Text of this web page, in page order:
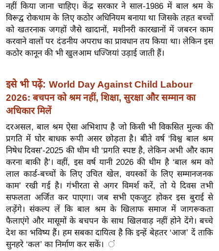
ग
इं
डि
या
त्य
ज
ग
त
ऑ
टो
व
र्ल्ड
न्यू
ज
ब्री
फ
म
नहीं किया जाना चाहिए। केंद्र सरकार ने साल-1986 में बाल श्रम के
विरूद्व रोकथाम के लिए कठोर अधिनियम बनाया था जिसके तहत बच्चों
को खतरनाक जगहों जैसे खादानों, मशीनरी कारखानों में जबरन काम
करवाने वालों पर दंडनीय अपराध का प्रावधान तय किया था। लेकिन इस
कठोर कानून की भी खुलआम धज्जियां उड़ाई जाती हैं।
इसे भी पढ़ें: World Day Against Child Labour
2026: बचपन को श्रम नहीं, शिक्षा, सुरक्षा और सम्मान का
अधिकार मिलें
दरअसल, बाल श्रम ऐसा अभिशाप है जो किसी भी विकसित मुल्क की
प्रगति में घोर बाधक रूपी असर छोड़ता है। बीते वर्ष ‘विश्व बाल श्रम
निषेध दिवस’-2025 की थीम थी ‘प्रगति स्पष्ट है, लेकिन अभी और काम
करना बाकी है’। वहीं, इस वर्ष यानी 2026 की थीम है ‘बाल श्रम को
लाल कार्ड-बच्चों के लिए उचित खेल, वयस्कों के लिए सम्मानजनक
काम’ रखी गई है। गंभीरता से अगर विमर्श करें, तो ये दिवस तभी
सफलता अर्जित कर पाएगा। जब सभी एकजुट होकर इस बुराई से
लड़ेंगे। संकल्प लें कि बाल श्रम के खिलाफ समाज में जागरूकता
फैलाएंगे और मासूमों के बचपन के साथ खिलवाड़ नहीं होने देंगे। बच्चे
देश का भविष्य हैं। हम सबका दायित्व है कि इन्हें बेहतर ‘आज’ दें ताकि
सुनहरे ‘कल’ का निर्माण कर सकें। ं